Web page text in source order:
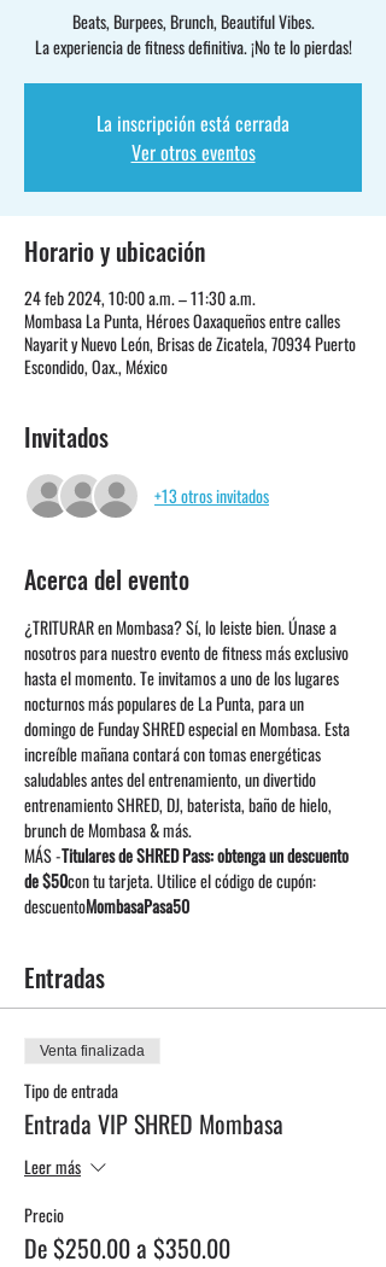
Beats, Burpees, Brunch, Beautiful Vibes.
La experiencia de fitness definitiva. ¡No te lo pierdas!
La inscripción está cerrada
Ver otros eventos
Horario y ubicación
24 feb 2024, 10:00 a.m. – 11:30 a.m.
Mombasa La Punta, Héroes Oaxaqueños entre calles
Nayarit y Nuevo León, Brisas de Zicatela, 70934 Puerto
Escondido, Oax., México
Invitados
+13 otros invitados
Acerca del evento
¿TRITURAR en Mombasa? Sí, lo leiste bien. Únase a
nosotros para nuestro evento de fitness más exclusivo
hasta el momento. Te invitamos a uno de los lugares
nocturnos más populares de La Punta, para un
domingo de Funday SHRED especial en Mombasa. Esta
increíble mañana contará con tomas energéticas
saludables antes del entrenamiento, un divertido
entrenamiento SHRED, DJ, baterista, baño de hielo,
brunch de Mombasa & más.
MÁS -Titulares de SHRED Pass: obtenga un descuento
de $50con tu tarjeta. Utilice el código de cupón:
descuentoMombasaPasa50
Entradas
Venta finalizada
Tipo de entrada
Entrada VIP SHRED Mombasa
Leer más
Precio
De $250.00 a $350.00